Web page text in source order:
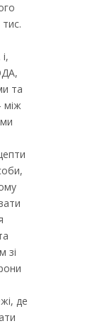
та
між
зі
де